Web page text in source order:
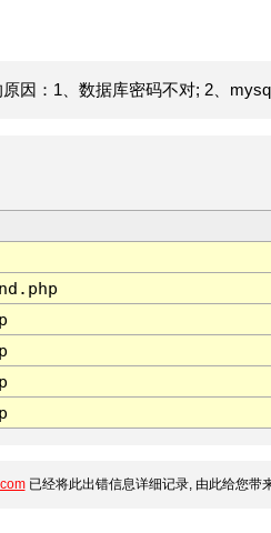
因：1、数据库密码不对; 2、mysql
已经将此出错信息详细记录, 由此给您带